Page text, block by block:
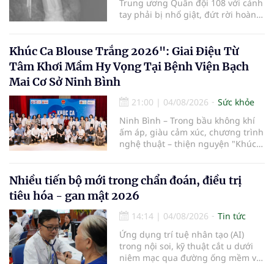
Trung ương Quân đội 108 với cánh
tay phải bị nhổ giật, đứt rời hoàn
thương nặng và thời gian thiếu
máu kéo dài, các bác sĩ đã tái lập
tuần hoàn thành công sau ca vi
phẫu kéo dài 3 giờ.
Khúc Ca Blouse Trắng 2026": Giai Điệu Từ
Tâm Khơi Mầm Hy Vọng Tại Bệnh Viện Bạch
Mai Cơ Sở Ninh Bình
21:00 | 04/08/2026
Sức khỏe
Ninh Bình – Trong bầu không khí
ấm áp, giàu cảm xúc, chương trình
nghệ thuật – thiện nguyện "Khúc
điểm dừng chân đầu tiên tại Bệnh
viện Bạch Mai cơ sở Ninh Bình.
Nhiều tiến bộ mới trong chẩn đoán, điều trị
tiêu hóa - gan mật 2026
14:14 | 04/08/2026
Tin tức
Ứng dụng trí tuệ nhân tạo (AI)
trong nội soi, kỹ thuật cắt u dưới
niêm mạc qua đường ống mềm và